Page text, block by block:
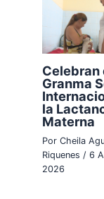
Celebran
Granma
la
Materna
PorCheila
Riquenes/6
2026